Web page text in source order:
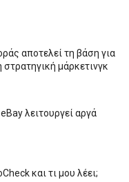
αποτελεί τη βάση για
μάρκετινγκ
λειτουργεί αργά
και τι μου λέει;